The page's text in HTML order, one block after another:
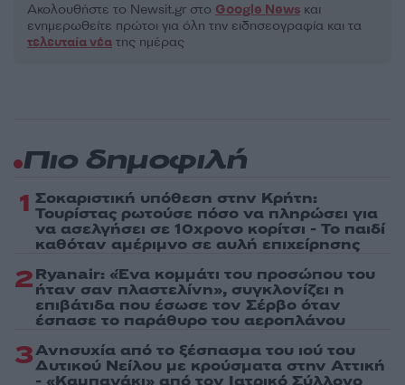
Ακολουθήστε το Νewsit.gr στο Google News και
ενημερωθείτε πρώτοι για όλη την ειδησεογραφία και τα
τελευταία νέα της ημέρας
Πιο δημοφιλή
1 Σοκαριστική υπόθεση στην Κρήτη:
Τουρίστας ρωτούσε πόσο να πληρώσει για
να ασελγήσει σε 10χρονο κορίτσι - Το παιδί
καθόταν αμέριμνο σε αυλή επιχείρησης
2Ryanair: «Ένα κομμάτι του προσώπου του
ήταν σαν πλαστελίνη», συγκλονίζει η
επιβάτιδα που έσωσε τον Σέρβο όταν
έσπασε το παράθυρο του αεροπλάνου
3Ανησυχία από το ξέσπασμα του ιού του
Δυτικού Νείλου με κρούσματα στην Αττική